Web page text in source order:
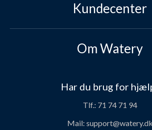
Kundecenter
Kontakt os
Om Watery
Har du brug for
Tlf.: 71 74 71 94
Mail: support@watery.dk